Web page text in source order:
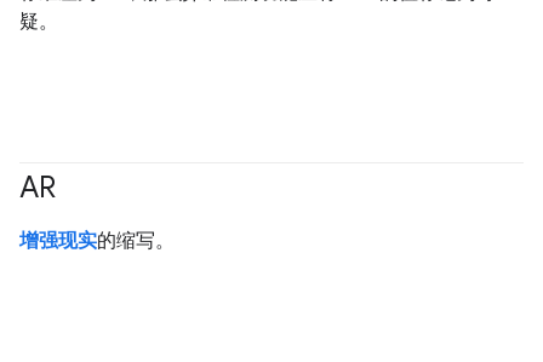
疑。
AR
增强现实的缩写。